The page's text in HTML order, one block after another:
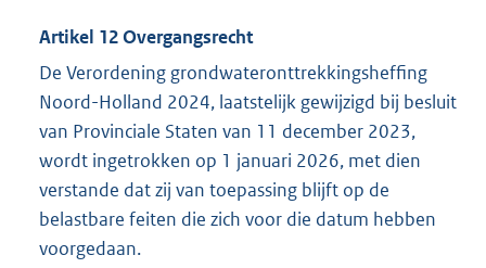
Artikel 12 Overgangsrecht
De Verordening grondwateronttrekkingsheffing
Noord-Holland 2024, laatstelijk gewijzigd bij besluit
van Provinciale Staten van 11 december 2023,
wordt ingetrokken op 1 januari 2026, met dien
verstande dat zij van toepassing blijft op de
belastbare feiten die zich voor die datum hebben
voorgedaan.